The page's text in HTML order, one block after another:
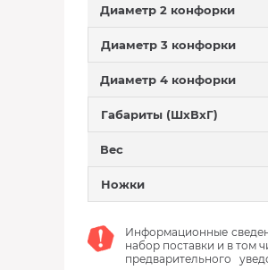
Диаметр 2 конфорки
Диаметр 3 конфорки
Диаметр 4 конфорки
Габариты (ШхВхГ)
Вес
Ножки
Информационные
набор поставки и в том
предварительного